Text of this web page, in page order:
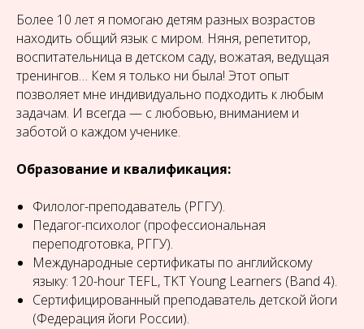
Более 10 лет я помогаю детям разных возрастов
находить общий язык с миром. Няня, репетитор,
воспитательница в детском саду, вожатая, ведущая
тренингов… Кем я только ни была! Этот опыт
позволяет мне индивидуально подходить к любым
задачам. И всегда — с любовью, вниманием и
заботой о каждом ученике.
Образование и квалификация:
Филолог-преподаватель (РГГУ).
Педагог-психолог (профессиональная
переподготовка, РГГУ).
Международные сертификаты по английскому
языку: 120-hour TEFL, TKT Young Learners (Band 4).
Сертифицированный преподаватель детской йоги
(Федерация йоги России).